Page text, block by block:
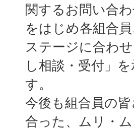
関するお問い合
をはじめ各組合
ステージに合わ
し相談・受付」
す。
今後も組合員の
合った、ムリ・